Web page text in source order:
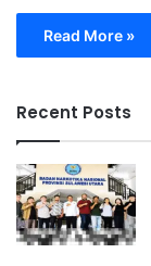
Read More »
Recent Posts